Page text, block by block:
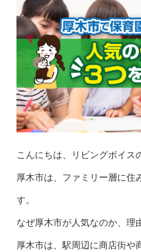
こんにちは、リビングボイス
厚木市は、ファミリー層に住
す。
なぜ厚木市が人気なのか、理
厚木市は、駅周辺に商店街や